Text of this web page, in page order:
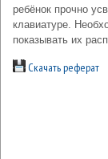
ребёнок прочно
клавиатуре.
показывать их
Скачать реферат